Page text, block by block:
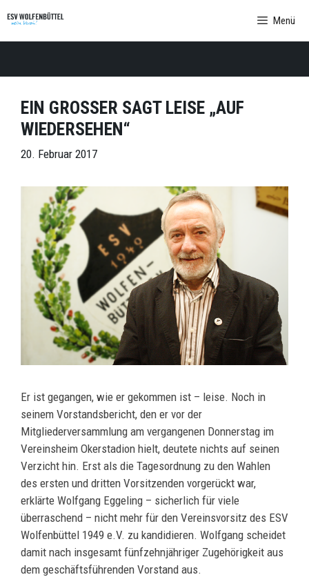
Inhalt
springen
Menü
EIN GROSSER SAGT LEISE „AUF
WIEDERSEHEN“
20. Februar 2017
Er ist gegangen, wie er gekommen ist – leise. Noch in
seinem Vorstandsbericht, den er vor der
Mitgliederversammlung am vergangenen Donnerstag im
Vereinsheim Okerstadion hielt, deutete nichts auf seinen
Verzicht hin. Erst als die Tagesordnung zu den Wahlen
des ersten und dritten Vorsitzenden vorgerückt war,
erklärte Wolfgang Eggeling – sicherlich für viele
überraschend – nicht mehr für den Vereinsvorsitz des ESV
Wolfenbüttel 1949 e.V. zu kandidieren. Wolfgang scheidet
damit nach insgesamt fünfzehnjähriger Zugehörigkeit aus
dem geschäftsführenden Vorstand aus.